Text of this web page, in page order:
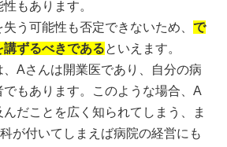
もあります。
失う可能性も否定できないため、で
ずるべきであるといえます。
、Aさんは開業医であり、自分の病
でもあります。このような場合、A
だことを広く知られてしまう、ま
が付いてしまえば病院の経営にも